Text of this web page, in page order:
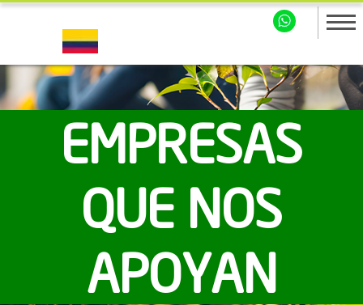
EMPRESAS
QUE NOS
APOYAN